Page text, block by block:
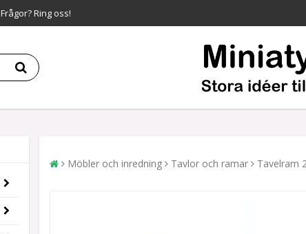
Frågor? Ring oss!
Möbler och inredning Tavlor och ramar Tavelram